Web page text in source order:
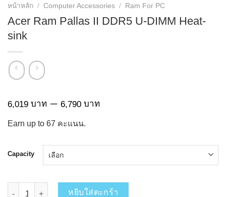
หน้าหลัก / Computer Accessories / Ram For PC
Acer Ram Pallas II DDR5 U-DIMM Heat-
sink
6,019 บาท – 6,790 บาท
Earn up to 67 คะแนน.
Capacity
จำนวน Acer Ram Pallas II DDR5 U-DIMM Heat-sink ชิ้น
หยิบใส่ตะกร้า